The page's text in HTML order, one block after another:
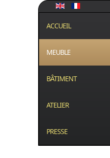
ACCUEIL
MEUBLE
BÂTIMENT
ATELIER
PRESSE